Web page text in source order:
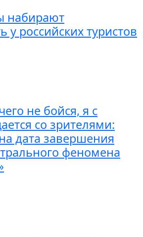
набирают
у российских туристов
не бойся, я с
со зрителями:
дата завершения
феномена